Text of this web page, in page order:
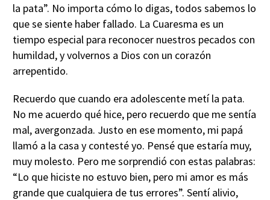
la pata”. No importa cómo lo digas, todos sabemos lo
que se siente haber fallado. La Cuaresma es un
tiempo especial para reconocer nuestros pecados con
humildad, y volvernos a Dios con un corazón
arrepentido.
Recuerdo que cuando era adolescente metí la pata.
No me acuerdo qué hice, pero recuerdo que me sentía
mal, avergonzada. Justo en ese momento, mi papá
llamó a la casa y contesté yo. Pensé que estaría muy,
muy molesto. Pero me sorprendió con estas palabras:
“Lo que hiciste no estuvo bien, pero mi amor es más
grande que cualquiera de tus errores”. Sentí alivio,